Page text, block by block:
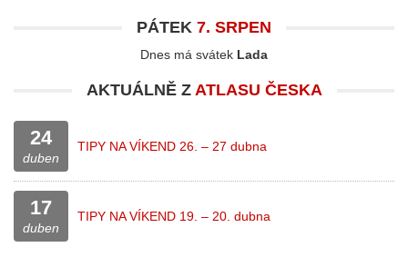
PÁTEK 7. SRPEN
Dnes má svátek Lada
AKTUÁLNĚ Z ATLASU ČESKA
24
duben
TIPY NA VÍKEND 26. – 27 dubna
17
duben
TIPY NA VÍKEND 19. – 20. dubna